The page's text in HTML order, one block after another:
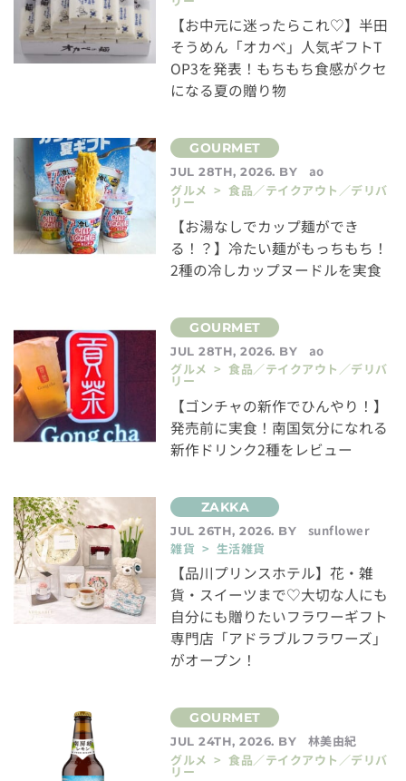
【お中元に迷ったらこれ♡】半田
そうめん「オカベ」人気ギフトT
OP3を発表！もちもち食感がクセ
になる夏の贈り物
JUL 28TH, 2026. BY
ao
グルメ > 食品／テイクアウト／デリバ
リー
【お湯なしでカップ麺ができ
る！？】冷たい麺がもっちもち！
2種の冷しカップヌードルを実食
JUL 28TH, 2026. BY
ao
グルメ > 食品／テイクアウト／デリバ
リー
【ゴンチャの新作でひんやり！】
発売前に実食！南国気分になれる
新作ドリンク2種をレビュー
JUL 26TH, 2026. BY
sunflower
雑貨 > 生活雑貨
【品川プリンスホテル】花・雑
貨・スイーツまで♡大切な人にも
自分にも贈りたいフラワーギフト
専門店「アドラブルフラワーズ」
がオープン！
JUL 24TH, 2026. BY
林美由紀
グルメ > 食品／テイクアウト／デリバ
リー